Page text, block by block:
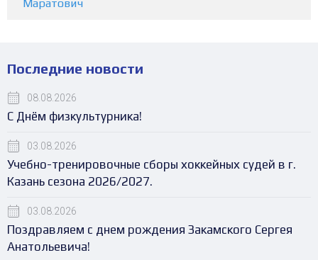
Маратович
Последние новости
08.08.2026
С Днём физкультурника!
03.08.2026
Учебно-тренировочные сборы хоккейных судей в г.
Казань сезона 2026/2027.
03.08.2026
Поздравляем с днем рождения Закамского Сергея
Анатольевича!